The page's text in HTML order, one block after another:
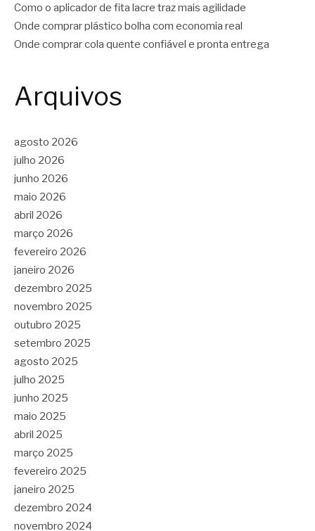
Como o aplicador de fita lacre traz mais agilidade
Onde comprar plástico bolha com economia real
Onde comprar cola quente confiável e pronta entrega
Arquivos
agosto 2026
julho 2026
junho 2026
maio 2026
abril 2026
março 2026
fevereiro 2026
janeiro 2026
dezembro 2025
novembro 2025
outubro 2025
setembro 2025
agosto 2025
julho 2025
junho 2025
maio 2025
abril 2025
março 2025
fevereiro 2025
janeiro 2025
dezembro 2024
novembro 2024